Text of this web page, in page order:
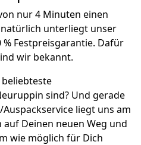
nur 4 Minuten einen
unterliegt unser
Festpreisgarantie. Dafür
wir bekannt.
sind? Und gerade
liegt uns am
Deinen neuen Weg und
wie möglich für Dich